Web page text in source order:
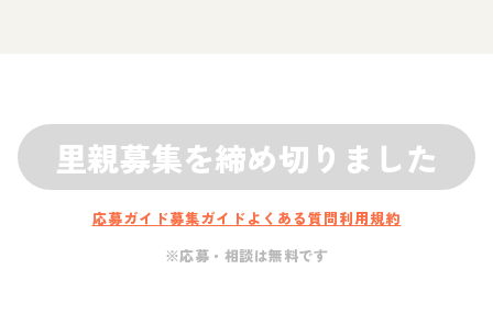
里親募集を締め切りました
応募ガイド募集ガイド よくある質問利用規約
※応募・相談は無料です